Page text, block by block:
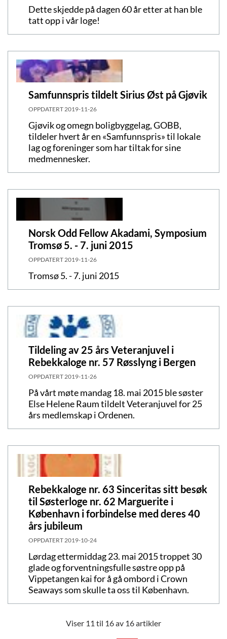
Dette skjedde på dagen 60 år etter at han ble
tatt opp i vår loge!
Samfunnspris tildelt Sirius Øst på Gjøvik
OPPDATERT 2019-11-26
Gjøvik og omegn boligbyggelag, GOBB,
tildeler hvert år en «Samfunnspris» til lokale
lag og foreninger som har tiltak for sine
medmennesker.
Norsk Odd Fellow Akadami, Symposium
Tromsø 5. - 7. juni 2015
OPPDATERT 2019-11-26
Tromsø 5. - 7. juni 2015
Tildeling av 25 års Veteranjuvel i
Rebekkaloge nr. 57 Røsslyng i Bergen
OPPDATERT 2019-11-26
På vårt møte mandag 18. mai 2015 ble søster
Else Helene Raum tildelt Veteranjuvel for 25
års medlemskap i Ordenen.
Rebekkaloge nr. 63 Sinceritas sitt besøk
til Søsterloge nr. 62 Marguerite i
København i forbindelse med deres 40
års jubileum
OPPDATERT 2019-10-24
Lørdag ettermiddag 23. mai 2015 troppet 30
glade og forventningsfulle søstre opp på
Vippetangen kai for å gå ombord i Crown
Seaways som skulle ta oss til København.
Viser 11 til 16 av 16 artikler